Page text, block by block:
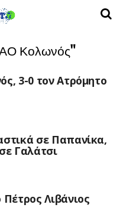
Κολωνός"
3-0 τον Ατρόμητο
σε Παπανίκα,
Γαλάτσι
Λιβάνιος